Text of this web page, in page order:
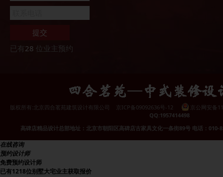
已有 28 位业主预约
版权所有:北京四合茗苑建筑设计有限公司 京ICP备09092636号-12
京公网安备
QQ:1957414498
高碑店精品设计总部地址：北京市朝阳区高碑店古家具文化一条街89号 电话：
在线咨询
预约设计师
免费预约设计师
已有1218位别墅大宅业主获取报价